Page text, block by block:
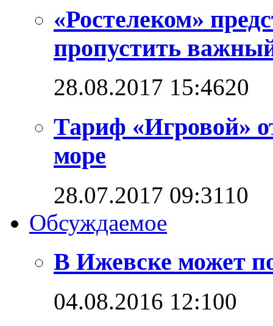
«Ростелеком»
пропустить
28.08.2017 15:4620
Тариф «Игровой»
море
28.07.2017 09:3110
Обсуждаемое
В Ижевске может
04.08.2016 12:100